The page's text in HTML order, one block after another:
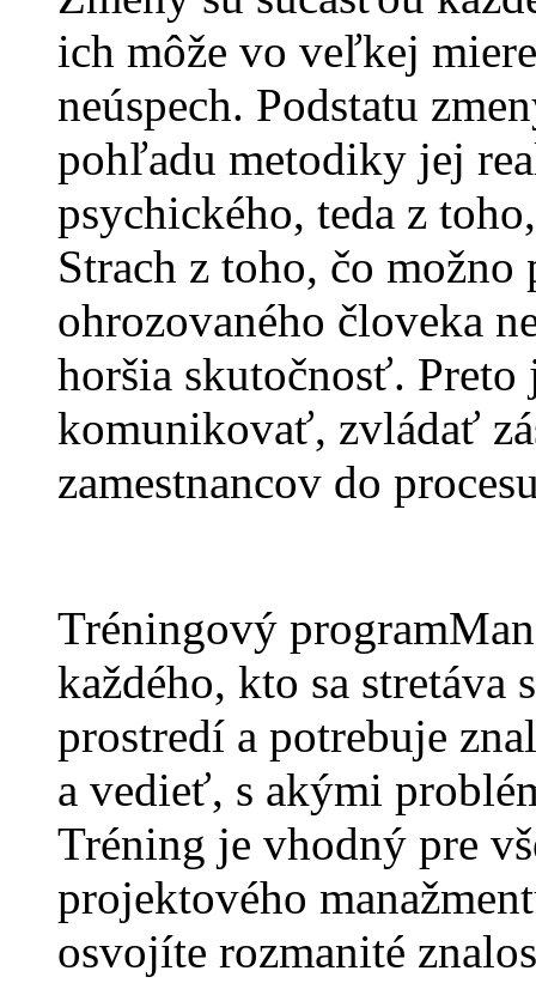
ich môže vo veľkej
neúspech. Podstatu
pohľadu metodiky jej
psychického, teda z
Strach z toho, čo možno
ohrozovaného človeka
horšia skutočnosť. Preto
komunikovať, zvládať
zamestnancov do
Tréningový
každého, kto sa stretáva
prostredí a potrebuje
a vedieť, s akými
Tréning je vhodný pre
projektového
osvojíte rozmanité